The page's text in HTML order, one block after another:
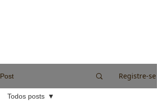
Post Registre-se
Todos posts